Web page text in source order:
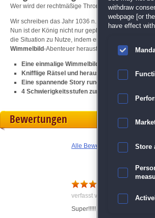
Wer wird der rechtmäßige Thronfolger sein?
Wir schreiben das Jahr 1036 n. Chr. Bei einem
Nun ist der König nicht nur geplagt von seinem
die Situation zu Nutze, indem er versucht, den
Wimmelbild-Abenteuer herausfinden, wer das
Eine einmalige Wimmelbild-Quest im Mittelalter
Knifflige Rätsel und herausfordernde
Eine spannende Story rund um den Thron
4 Schwierigkeitsstufen zur Auswahl
Bewertungen
Alle Bewertungen anzeigen
Lang
verfasst von Anonym am
Super!!!!!
withdraw
webpage [or
have effect
Store